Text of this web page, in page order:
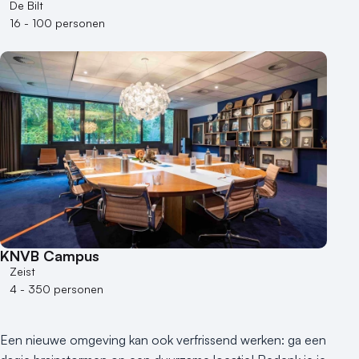
Museum
Varende locatie
De Bilt
16 - 100 personen
KNVB Campus
Zeist
4 - 350 personen
Een nieuwe omgeving kan ook verfrissend werken: ga een